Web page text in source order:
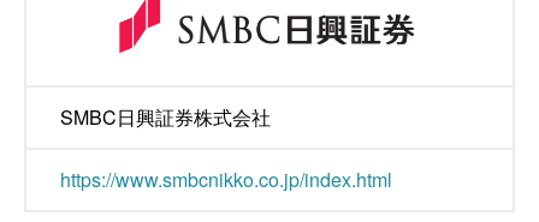
SMBC日興証券株式会社
https://www.smbcnikko.co.jp/index.html